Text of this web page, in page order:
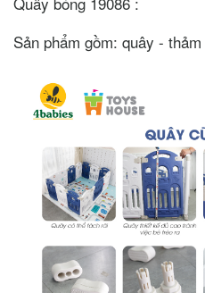
Sản phẩm gồm: quây -